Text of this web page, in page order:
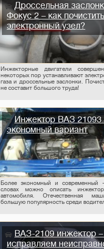
Дроссельная
Фокус 2 – как почистить
электронный узел?
Инжекторные двигатели
некоторых пор устанавливают
газа и дроссельные заслонки.
не составит большого труда!
Инжектор ВАЗ 21093
экономный вариант
Более экономный и современный
словах можно описать
автомобиля. Отечественная
большую популярность среди
ВАЗ-2109 инжектор
исправляем